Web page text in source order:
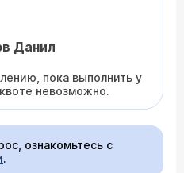
Данил
пока выполнить у
невозможно.
ознакомьтесь с
.